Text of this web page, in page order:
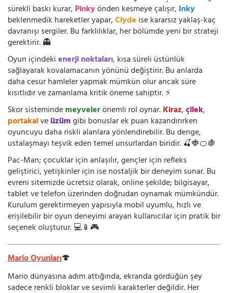
sürekli baskı kurar, Pinkyönden kesmeye çalışır, Inky
beklenmedik hareketler yapar,Clyde ise kararsız yaklaş-kaç
davranışı sergiler. Bu farklılıklar, her bölümde yeni bir strateji
gerektirir. 👻
Oyun içindekienerji noktaları, kısa süreli üstünlük
sağlayarak kovalamacanın yönünü değiştirir. Bu anlarda
daha cesur hamleler yapmak mümkün olur ancak süre
kısıtlıdır ve zamanlama kritik öneme sahiptir. ⚡
Skor sistemindemeyvelerönemli rol oynar.Kiraz,çilek,
portakalveüzümgibi bonuslar ek puan kazandırırken
oyuncuyu daha riskli alanlara yönlendirebilir. Bu denge,
ustalaşmayı teşvik eden temel unsurlardan biridir. 🍒🍓🍊🍇
Pac-Man; çocuklar için anlaşılır, gençler için refleks
geliştirici, yetişkinler için ise nostaljik bir deneyim sunar. Bu
evreni sitemizde ücretsiz olarak, online şekilde; bilgisayar,
tablet ve telefon üzerinden doğrudan oynamak mümkündür.
Kurulum gerektirmeyen yapısıyla mobil uyumlu, hızlı ve
erişilebilir bir oyun deneyimi arayan kullanıcılar için pratik bir
seçenek oluşturur. 💻📱🎮
Mario Oyunları🍄
Mario dünyasına adım attığında, ekranda gördüğün şey
sadece renkli bloklar ve sevimli karakterler değildir. Her